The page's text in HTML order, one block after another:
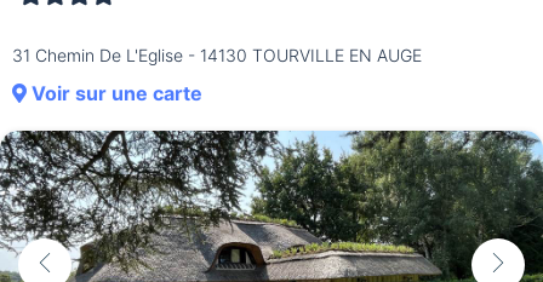
31 Chemin De L'Eglise - 14130 TOURVILLE EN AUGE
Voir sur une carte